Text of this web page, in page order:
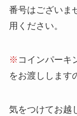
番号はございま
用ください。
※ コインパーキ
をお渡しします
気をつけてお越